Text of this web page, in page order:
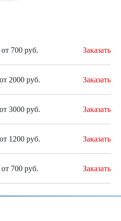
от 700 руб. Заказать
2000 руб. Заказать
3000 руб. Заказать
1200 руб. Заказать
от 700 руб. Заказать